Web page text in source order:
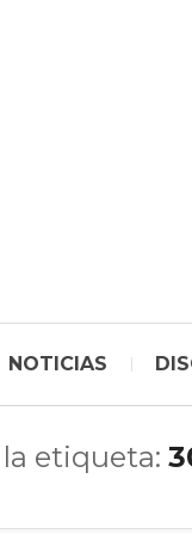
NOTICIAS
etiqueta: